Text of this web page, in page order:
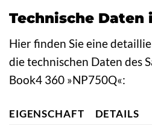
Technische Daten
Hier finden Sie eine
die technischen Daten des
Book4 360 »NP750Q«:
EIGENSCHAFT
DETAILS